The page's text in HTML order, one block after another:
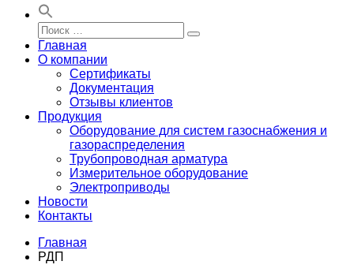
оборудования
комплектующих
для
строительства
инженерных
Перми
комплектующих
строительства
Перми
Искать:
Поиск
Главная
О компании
Сертификаты
Документация
Отзывы клиентов
Продукция
Оборудование для систем газоснабжения и
газораспределения
Трубопроводная арматура
Измерительное оборудование
Электроприводы
Новости
Контакты
Главная
РДП